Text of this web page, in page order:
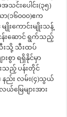
သင်းပေါင်း(၃၅)
ာ(၁၆၀၀၀)ဧက
းကောင်းမျိုးသန့်
ပ်ငန်းဆောင် ရွက်သည့်
သီးသို့ သီးထပ်
စွာ ရရှိနိုင်မှာ
သည့် ပန်းတိုင်
၊ နည်း လမ်း(၄)သွယ်
မြေများအား